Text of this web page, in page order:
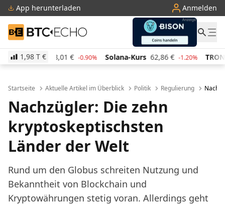
App herunterladen Anmelden
BTC-ECHO
1,98 T €
48,01 € -0.90% Solana-Kurs 62,86 € -1.20% TRON-Kurs
Startseite Aktuelle Artikel im Überblick Politik Regulierung
Nachzügler: Die zehn
kryptoskeptischsten
Länder der Welt
Rund um den Globus schreiten Nutzung und
Bekanntheit von Blockchain und
Kryptowährungen stetig voran. Allerdings geht